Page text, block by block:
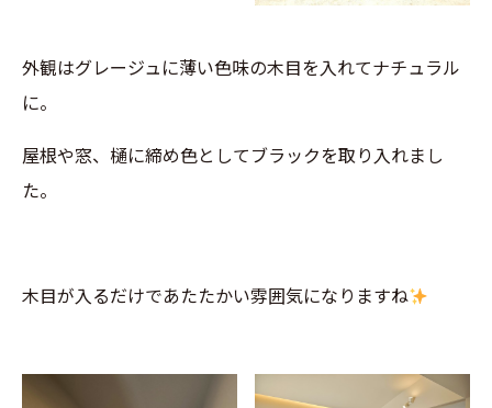
外観はグレージュに薄い色味の木目を入れてナチュラル
に。
屋根や窓、樋に締め色としてブラックを取り入れまし
た。
木目が入るだけであたたかい雰囲気になりますね